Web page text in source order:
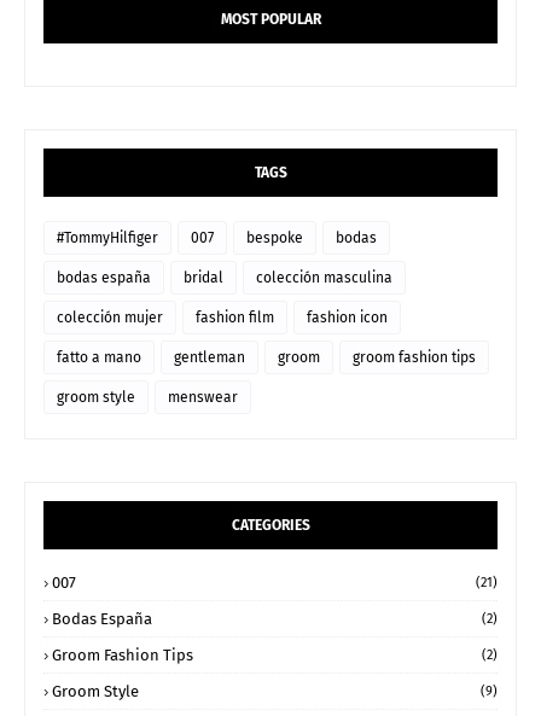
MOST POPULAR
TAGS
#TommyHilfiger 007 bespoke bodas
bodas españa bridal colección masculina
colección mujer fashion film fashion icon
fatto a mano gentleman groom groom fashion tips
groom style menswear
CATEGORIES
007 (21)
Bodas España (2)
Groom Fashion Tips (2)
Groom Style (9)